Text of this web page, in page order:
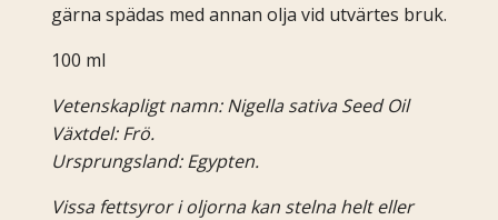
gärna spädas med annan olja vid utvärtes bruk.
100 ml
Vetenskapligt namn: Nigella sativa Seed Oil
Växtdel: Frö.
Ursprungsland: Egypten.
Vissa fettsyror i oljorna kan stelna helt eller